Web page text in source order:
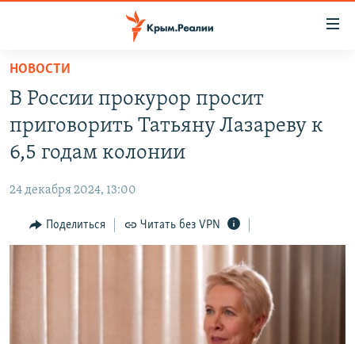
Вернуться
основному
содержанию
Вернутся
главной
навигации
Вернутся
11 ЛЕТ ОККУПАЦИИ КРЫМА. 11 ИСТОРИЙ СОПРОТИВЛЕНИЯ
ВОДА
ЕЩЕ
ИНТЕРАКТИВ
РАДІО СВОБОДА
НОВОСТИ
В России прокурор просит
приговорить Татьяну Лазареву к
6,5 годам колонии
24 декабря 2024, 13:00
Поделиться Читать без VPN